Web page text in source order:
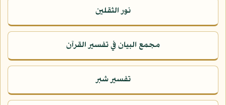
نور الثقلين
مجمع البيان في تفسير القرآن
تفسير شبر